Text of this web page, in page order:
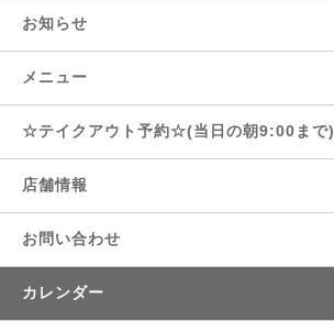
お知らせ
メニュー
☆テイクアウト予約☆(当日の朝9:00まで)
店舗情報
お問い合わせ
カレンダー